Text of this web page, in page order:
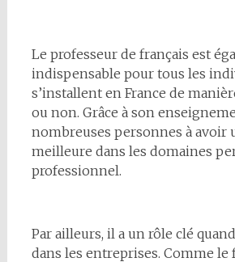
Le professeur de français est
indispensable pour tous les
s’installent en France de
ou non. Grâce à son
nombreuses personnes à avoir
meilleure dans les domaines
professionnel.
Par ailleurs, il a un rôle clé
dans les entreprises. Comme le